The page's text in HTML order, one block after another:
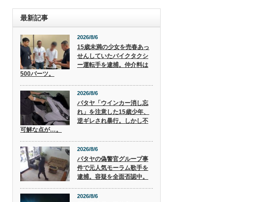
最新記事
2026/8/6
15歳未満の少女を売春あっ
せんしていたバイクタクシ
ー運転手を逮捕。仲介料は
500バーツ。
2026/8/6
パタヤ「ウインカー消し忘
れ」を注意した15歳少年、
逆ギレされ暴行。しかし不
可解な点が…。
2026/8/6
パタヤの偽警官グループ事
件で元人気モーラム歌手を
逮捕。容疑を全面否認中。
2026/8/6